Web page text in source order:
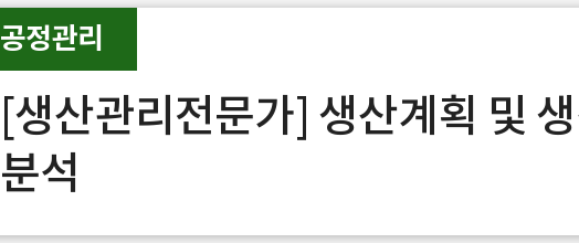
[생산관리전문가] 생산계획 및
분석
공정관리